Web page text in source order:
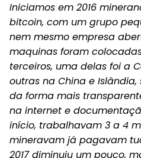
Iniciamos em 2016
bitcoin, com um grupo
nem mesmo empresa
maquinas foram
terceiros, uma delas foi a
outras na China e
da forma mais
na internet e
início, trabalhavam 3 a 4
mineravam já pagavam
2017 diminuiu um pouco,